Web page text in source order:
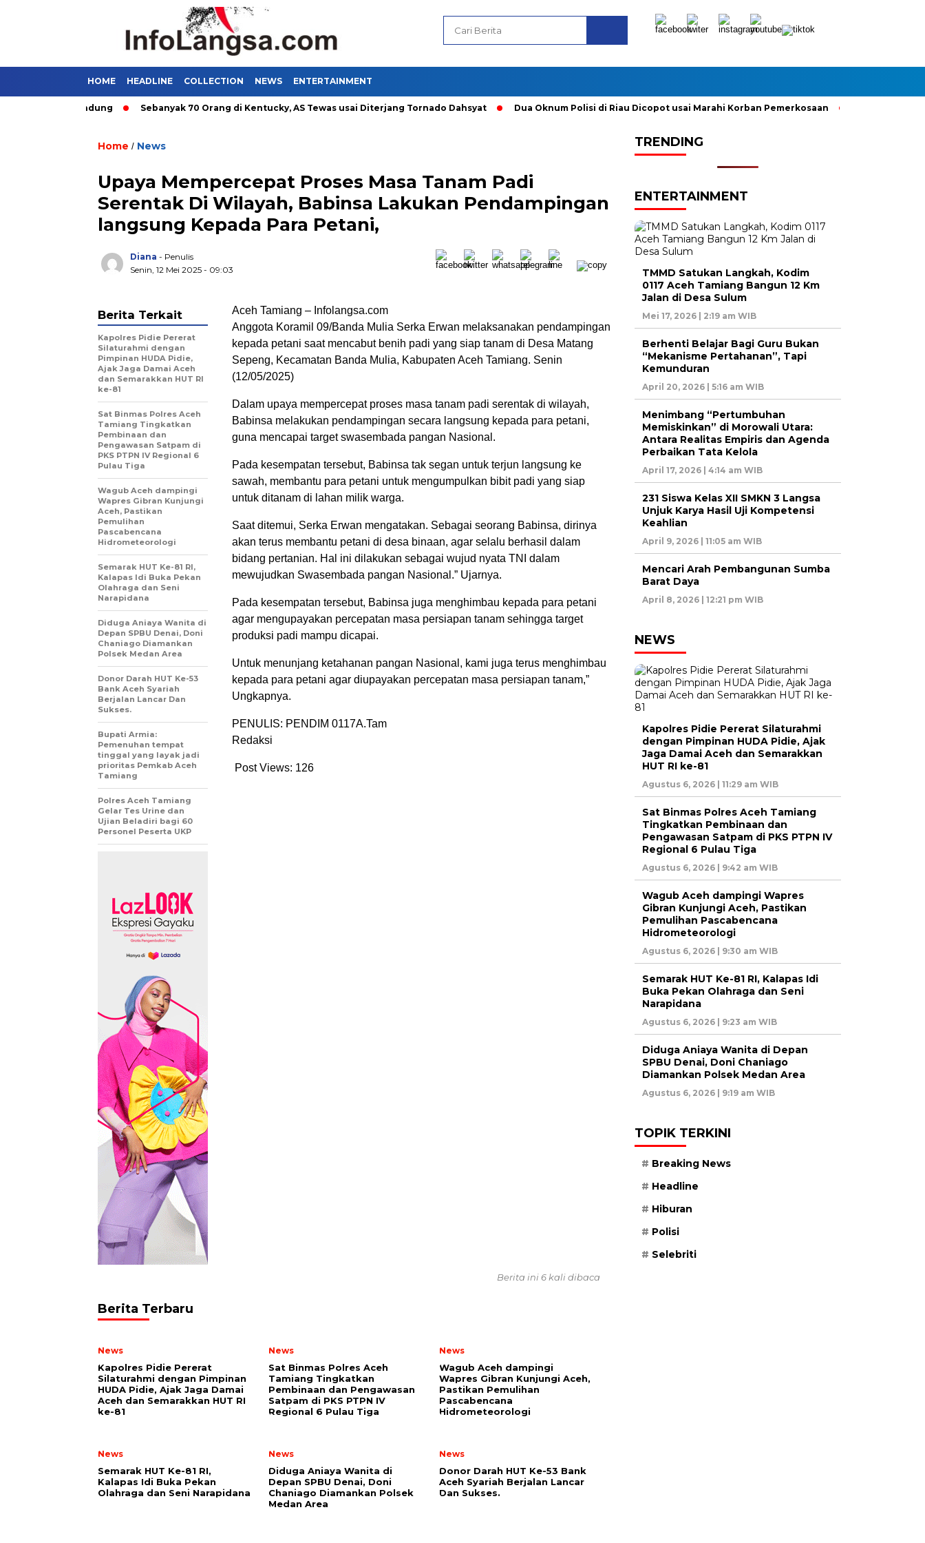
HOME HEADLINE COLLECTION NEWS ENTERTAINMENT
Umum di Bandung Sebanyak 70 Orang di Kentucky, AS Tewas usai Diterjang Tornado Dahsyat Dua Oknum Polisi di Riau Dicopot usai Marahi Korban Pemerkosaan Kemendag Cabut
Home / News
Upaya Mempercepat Proses Masa Tanam Padi
Serentak Di Wilayah, Babinsa Lakukan Pendampingan
langsung Kepada Para Petani,
Diana - Penulis
Senin, 12 Mei 2025 - 09:03
Aceh Tamiang – Infolangsa.com
Anggota Koramil 09/Banda Mulia Serka Erwan melaksanakan pendampingan
kepada petani saat mencabut benih padi yang siap tanam di Desa Matang
Sepeng, Kecamatan Banda Mulia, Kabupaten Aceh Tamiang. Senin
(12/05/2025)
Dalam upaya mempercepat proses masa tanam padi serentak di wilayah,
Babinsa melakukan pendampingan secara langsung kepada para petani,
guna mencapai target swasembada pangan Nasional.
Pada kesempatan tersebut, Babinsa tak segan untuk terjun langsung ke
sawah, membantu para petani untuk mengumpulkan bibit padi yang siap
untuk ditanam di lahan milik warga.
Saat ditemui, Serka Erwan mengatakan. Sebagai seorang Babinsa, dirinya
akan terus membantu petani di desa binaan, agar selalu berhasil dalam
bidang pertanian. Hal ini dilakukan sebagai wujud nyata TNI dalam
mewujudkan Swasembada pangan Nasional.” Ujarnya.
Pada kesempatan tersebut, Babinsa juga menghimbau kepada para petani
agar mengupayakan percepatan masa persiapan tanam sehingga target
produksi padi mampu dicapai.
Untuk menunjang ketahanan pangan Nasional, kami juga terus menghimbau
kepada para petani agar diupayakan percepatan masa persiapan tanam,”
Ungkapnya.
PENULIS: PENDIM 0117A.Tam
Redaksi
Post Views: 126
Berita Terkait
Kapolres Pidie Pererat
Silaturahmi dengan
Pimpinan HUDA Pidie,
Ajak Jaga Damai Aceh
dan Semarakkan HUT RI
ke-81
Sat Binmas Polres Aceh
Tamiang Tingkatkan
Pembinaan dan
Pengawasan Satpam di
PKS PTPN IV Regional 6
Pulau Tiga
Wagub Aceh dampingi
Wapres Gibran Kunjungi
Aceh, Pastikan
Pemulihan
Pascabencana
Hidrometeorologi
Semarak HUT Ke-81 RI,
Kalapas Idi Buka Pekan
Olahraga dan Seni
Narapidana
Diduga Aniaya Wanita di
Depan SPBU Denai, Doni
Chaniago Diamankan
Polsek Medan Area
Donor Darah HUT Ke-53
Bank Aceh Syariah
Berjalan Lancar Dan
Sukses.
Bupati Armia:
Pemenuhan tempat
tinggal yang layak jadi
prioritas Pemkab Aceh
Tamiang
Polres Aceh Tamiang
Gelar Tes Urine dan
Ujian Beladiri bagi 60
Personel Peserta UKP
Berita ini 6 kali dibaca
Berita Terbaru
News
Kapolres Pidie Pererat
Silaturahmi dengan Pimpinan
HUDA Pidie, Ajak Jaga Damai
Aceh dan Semarakkan HUT RI
ke-81
News
Sat Binmas Polres Aceh
Tamiang Tingkatkan
Pembinaan dan Pengawasan
Satpam di PKS PTPN IV
Regional 6 Pulau Tiga
News
Wagub Aceh dampingi
Wapres Gibran Kunjungi Aceh,
Pastikan Pemulihan
Pascabencana
Hidrometeorologi
News
Semarak HUT Ke-81 RI,
Kalapas Idi Buka Pekan
Olahraga dan Seni Narapidana
News
Diduga Aniaya Wanita di
Depan SPBU Denai, Doni
Chaniago Diamankan Polsek
Medan Area
News
Donor Darah HUT Ke-53 Bank
Aceh Syariah Berjalan Lancar
Dan Sukses.
TRENDING
ENTERTAINMENT
TMMD Satukan Langkah, Kodim
0117 Aceh Tamiang Bangun 12 Km
Jalan di Desa Sulum
Mei 17, 2026 | 2:19 am WIB
Berhenti Belajar Bagi Guru Bukan
“Mekanisme Pertahanan”, Tapi
Kemunduran
April 20, 2026 | 5:16 am WIB
Menimbang “Pertumbuhan
Memiskinkan” di Morowali Utara:
Antara Realitas Empiris dan Agenda
Perbaikan Tata Kelola
April 17, 2026 | 4:14 am WIB
231 Siswa Kelas XII SMKN 3 Langsa
Unjuk Karya Hasil Uji Kompetensi
Keahlian
April 9, 2026 | 11:05 am WIB
Mencari Arah Pembangunan Sumba
Barat Daya
April 8, 2026 | 12:21 pm WIB
NEWS
Kapolres Pidie Pererat Silaturahmi
dengan Pimpinan HUDA Pidie, Ajak
Jaga Damai Aceh dan Semarakkan
HUT RI ke-81
Agustus 6, 2026 | 11:29 am WIB
Sat Binmas Polres Aceh Tamiang
Tingkatkan Pembinaan dan
Pengawasan Satpam di PKS PTPN IV
Regional 6 Pulau Tiga
Agustus 6, 2026 | 9:42 am WIB
Wagub Aceh dampingi Wapres
Gibran Kunjungi Aceh, Pastikan
Pemulihan Pascabencana
Hidrometeorologi
Agustus 6, 2026 | 9:30 am WIB
Semarak HUT Ke-81 RI, Kalapas Idi
Buka Pekan Olahraga dan Seni
Narapidana
Agustus 6, 2026 | 9:23 am WIB
Diduga Aniaya Wanita di Depan
SPBU Denai, Doni Chaniago
Diamankan Polsek Medan Area
Agustus 6, 2026 | 9:19 am WIB
TOPIK TERKINI
Breaking News
Headline
Hiburan
Polisi
Selebriti